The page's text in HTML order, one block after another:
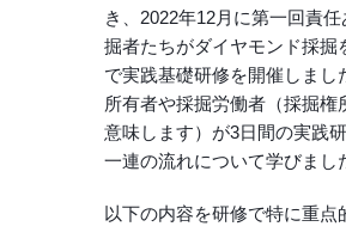
き、2022年12月に第一回責
掘者たちがダイヤモンド採掘
で実践基礎研修を開催しま
所有者や採掘労働者（採掘
意味します）が3日間の実践
一連の流れについて学びまし
以下の内容を研修で特に重点